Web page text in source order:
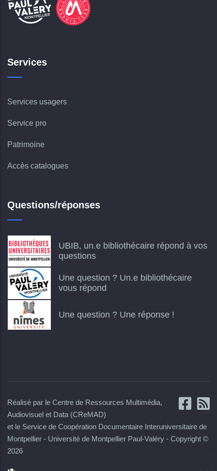
Services
Services usagers
Service pro
Patrimoine
Accès catalogues
Questions/réponses
UBIB, un.e bibliothécaire répond à vos
questions
Une question ? Un.e bibliothécaire
vous répond
Une question ? Une réponse !
Réalisé par le Centre de Ressources Multimédia,
Audiovisuel et Data (CReMAD)
et le Service de Coopération Documentaire Interuniversitaire de
Montpellier - Université de Montpellier Paul-Valéry - Copyright ©
2026